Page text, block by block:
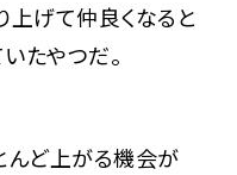
げて仲良くなると
たやつだ。
んど上がる機会が